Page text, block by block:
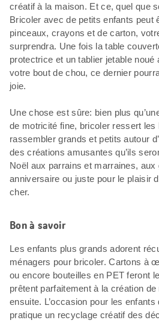
créatif à la maison. Et ce, quel que
Bricoler avec de petits enfants peut
pinceaux, crayons et de carton,
surprendra. Une fois la table
protectrice et un tablier jetable noué
votre bout de chou, ce dernier
joie.
Une chose est sûre: bien plus
de motricité fine, bricoler ressert les
rassembler grands et petits autour
des créations amusantes qu’ils
Noël aux parrains et marraines,
anniversaire ou juste pour le plaisir
cher.
Bon à savoir
Les enfants plus grands adorent
ménagers pour bricoler. Cartons à
ou encore bouteilles en PET feront
prêtent parfaitement à la création de
ensuite. L’occasion pour les
pratique un recyclage créatif des